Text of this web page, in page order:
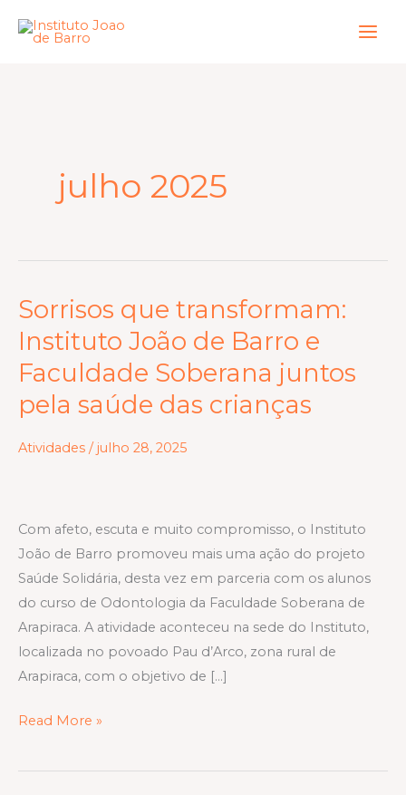
para
julho 2025
Sorrisos que transformam:
Instituto João de Barro e
Faculdade Soberana juntos
pela saúde das crianças
Atividades / julho 28, 2025
Com afeto, escuta e muito compromisso, o Instituto
João de Barro promoveu mais uma ação do projeto
Saúde Solidária, desta vez em parceria com os alunos
do curso de Odontologia da Faculdade Soberana de
Arapiraca. A atividade aconteceu na sede do Instituto,
localizada no povoado Pau d’Arco, zona rural de
Arapiraca, com o objetivo de […]
Sorrisos
que
transformam:
Instituto
João
Barro
Soberana
juntos
pela
saúde
das
crianças
Read More »